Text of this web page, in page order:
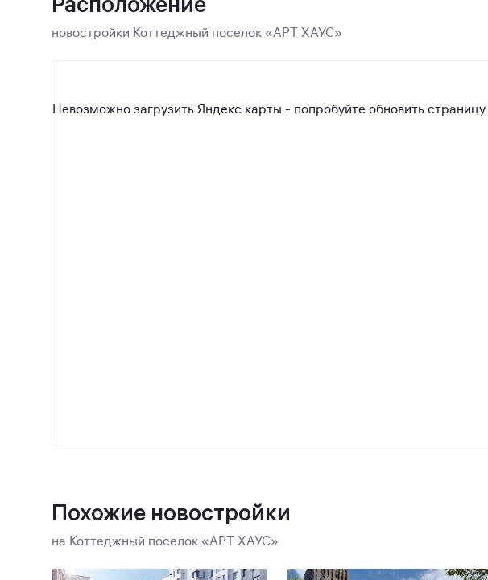
новостройки Коттеджный поселок «АРТ ХАУС»
Невозможно загрузить Яндекс карты - попробуйте обновить страницу.
Похожие новостройки
на Коттеджный поселок «АРТ ХАУС»